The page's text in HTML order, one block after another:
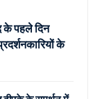
के पहले दिन
के